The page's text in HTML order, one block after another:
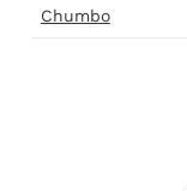
Chumbo